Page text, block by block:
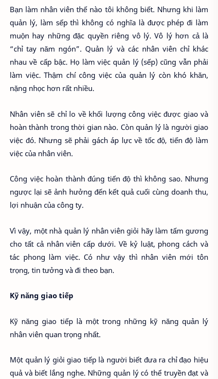
Bạn làm nhân viên thế nào tôi không biết. Nhưng khi làm
quản lý, làm sếp thì không có nghĩa là được phép đi làm
muộn hay những đặc quyền riêng vô lý. Vô lý hơn cả là
“chỉ tay năm ngón”. Quản lý và các nhân viên chỉ khác
nhau về cấp bậc. Họ làm việc quản lý (sếp) cũng vẫn phải
làm việc. Thậm chí công việc của quản lý còn khó khăn,
nặng nhọc hơn rất nhiều.
Nhân viên sẽ chỉ lo về khối lượng công việc được giao và
hoàn thành trong thời gian nào. Còn quản lý là người giao
việc đó. Nhưng sẽ phải gách áp lực về tốc độ, tiến độ làm
việc của nhân viên.
Công việc hoàn thành đúng tiến độ thì không sao. Nhưng
ngược lại sẽ ảnh hưởng đến kết quả cuối cùng doanh thu,
lợi nhuận của công ty.
Vì vậy, một nhà quản lý nhân viên giỏi hãy làm tấm gương
cho tất cả nhân viên cấp dưới. Về kỷ luật, phong cách và
tác phong làm việc. Có như vậy thì nhân viên mới tôn
trọng, tin tưởng và đi theo bạn.
Kỹ năng giao tiếp
Kỹ năng giao tiếp là một trong những kỹ năng quản lý
nhân viên quan trọng nhất.
Một quản lý giỏi giao tiếp là người biết đưa ra chỉ đạo hiệu
quả và biết lắng nghe. Những quản lý có thể truyền đạt và